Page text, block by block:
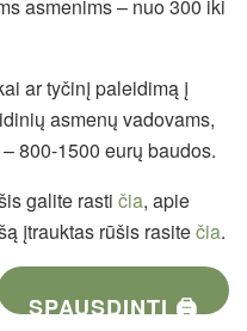
asmenims – nuo 300 iki
ar tyčinį paleidimą į
asmenų vadovams,
800-1500 eurų baudos.
galite rasti čia, apie
įtrauktas rūšis rasitečia.
SPAUSDINTI 🖨